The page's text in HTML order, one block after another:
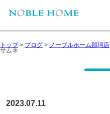
トップ> ブログ > ノーブルホーム那珂店
サムネ
2023.07.11